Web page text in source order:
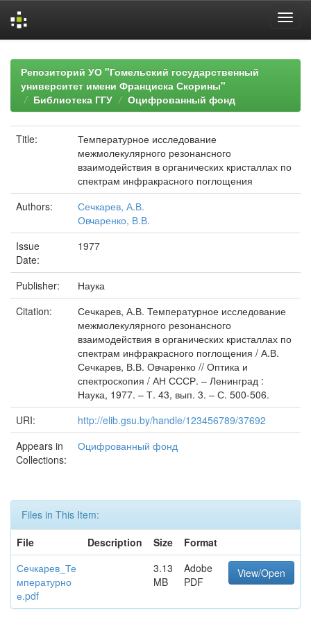
navigationРепозиторий УО "Гомельский государственный
университет имени Франциска Скорины"
Библиотека ГГУ
Оцифрованный фонд
Title:
Температурное исследование
межмолекулярного резонансного
взаимодействия в органических кристаллах по
спектрам инфракрасного поглощения
Authors:
Сечкарев, А.В.
Овчаренко, В.В.
Issue
Date:
1977
Publisher:
Наука
Citation:
Сечкарев, А.В. Температурное исследование
межмолекулярного резонансного
взаимодействия в органических кристаллах по
спектрам инфракрасного поглощения / А.В.
Сечкарев, В.В. Овчаренко // Оптика и
спектроскопия / АН СССР. – Ленинград :
Наука, 1977. – Т. 43, вып. 3. – С. 500-506.
URI:
http://elib.gsu.by/handle/123456789/37692
Appears in
Collections:
Оцифрованный фонд
Files in This Item:
File
Description Size
Format
Сечкарев_Те
мпературно
е.pdf
3.13
MB
Adobe
PDF
View/Open